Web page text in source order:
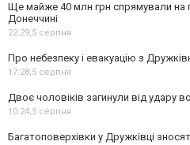
Ще майже 40 млн грн спрямували на
Донеччині
22:29,5 серпня
Про небезпеку і евакуацію з
17:28,5 серпня
Двоє чоловіків загинули від удару
10:24,5 серпня
Багатоповерхівки у Дружківці